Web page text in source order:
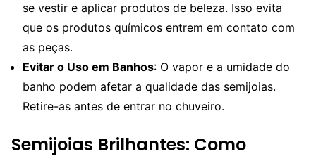
se vestir e aplicar produtos de beleza. Isso evita
que os produtos químicos entrem em contato com
as peças.
Evitar o Uso em Banhos: O vapor e a umidade do
banho podem afetar a qualidade das semijoias.
Retire-as antes de entrar no chuveiro.
Semijoias Brilhantes: Como